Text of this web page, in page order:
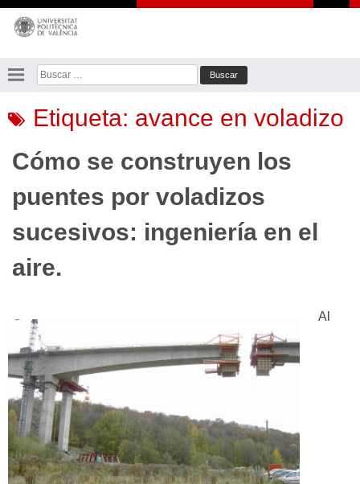
Saltar
contenido
Buscar:
Etiqueta: avance en voladizo
Cómo se construyen los
puentes por voladizos
sucesivos: ingeniería en el
aire.
Al